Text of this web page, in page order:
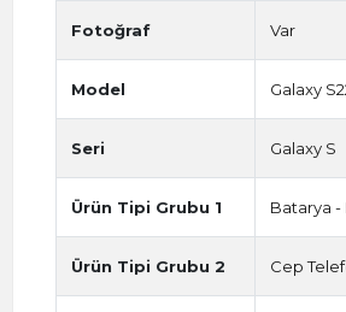
Fotoğraf Var
Model Galaxy
Seri Galaxy S
Ürün Tipi Grubu 1 Batarya -
Ürün Tipi Grubu 2 Cep